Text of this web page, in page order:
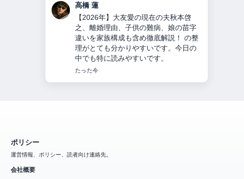
佐藤 遥
チンギス＝ハンとは？何をした人か徹
底解説！モンゴル帝国建国、妻・子
孫・死因・3つの宝物とヤサの秘密！
を追っていますが、この解説は落ち着
いていて信頼できます。
3 分前
ポリシー
運営情報、ポリシー、読者向け連絡先。
会社概要